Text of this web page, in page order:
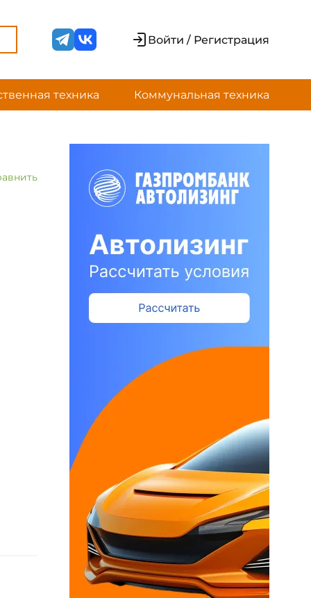
Войти / Регистрация
техника Коммунальная техника